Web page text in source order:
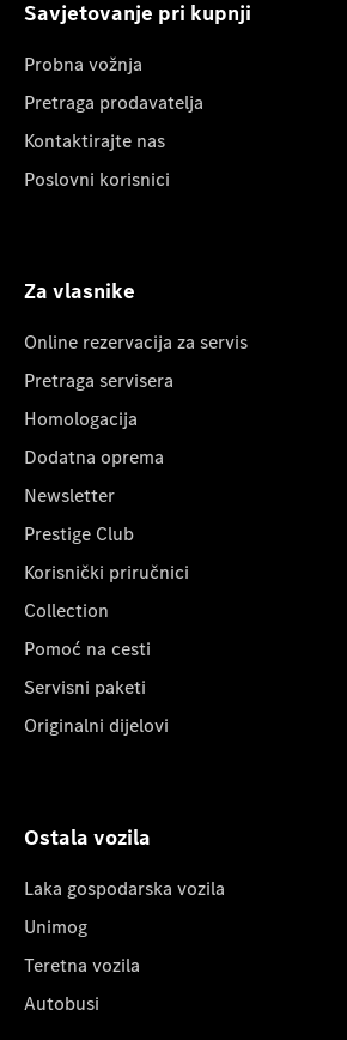
Savjetovanje pri kupnji
Probna vožnja
Pretraga prodavatelja
Kontaktirajte nas
Poslovni korisnici
Za vlasnike
Online rezervacija za servis
Pretraga servisera
Homologacija
Dodatna oprema
Newsletter
Prestige Club
Korisnički priručnici
Collection
Pomoć na cesti
Servisni paketi
Originalni dijelovi
Ostala vozila
Laka gospodarska vozila
Unimog
Teretna vozila
Autobusi